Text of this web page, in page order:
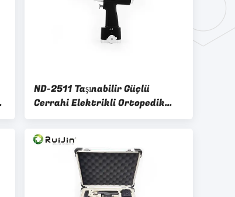
ND-2511 Taşınabilir Güçlü
Cerrahi Elektrikli Ortopedik
Kemik Matkabı